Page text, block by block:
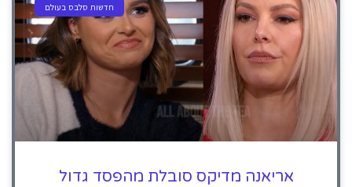
חדשות סלבס בעולם
אריאנה מדיקס סובלת מהפסד גדול